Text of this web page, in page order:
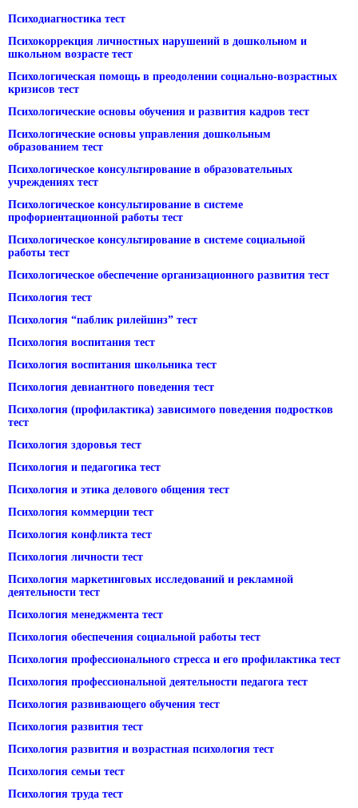
Психодиагностика тест
Психокоррекция личностных нарушений в дошкольном и
школьном возрасте тест
Психологическая помощь в преодолении социально-возрастных
кризисов тест
Психологические основы обучения и развития кадров тест
Психологические основы управления дошкольным
образованием тест
Психологическое консультирование в образовательных
учреждениях тест
Психологическое консультирование в системе
профориентационной работы тест
Психологическое консультирование в системе социальной
работы тест
Психологическое обеспечение организационного развития тест
Психология тест
Психология “паблик рилейшнз” тест
Психология воспитания тест
Психология воспитания школьника тест
Психология девиантного поведения тест
Психология (профилактика) зависимого поведения подростков
тест
Психология здоровья тест
Психология и педагогика тест
Психология и этика делового общения тест
Психология коммерции тест
Психология конфликта тест
Психология личности тест
Психология маркетинговых исследований и рекламной
деятельности тест
Психология менеджмента тест
Психология обеспечения социальной работы тест
Психология профессионального стресса и его профилактика тест
Психология профессиональной деятельности педагога тест
Психология развивающего обучения тест
Психология развития тест
Психология развития и возрастная психология тест
Психология семьи тест
Психология труда тест